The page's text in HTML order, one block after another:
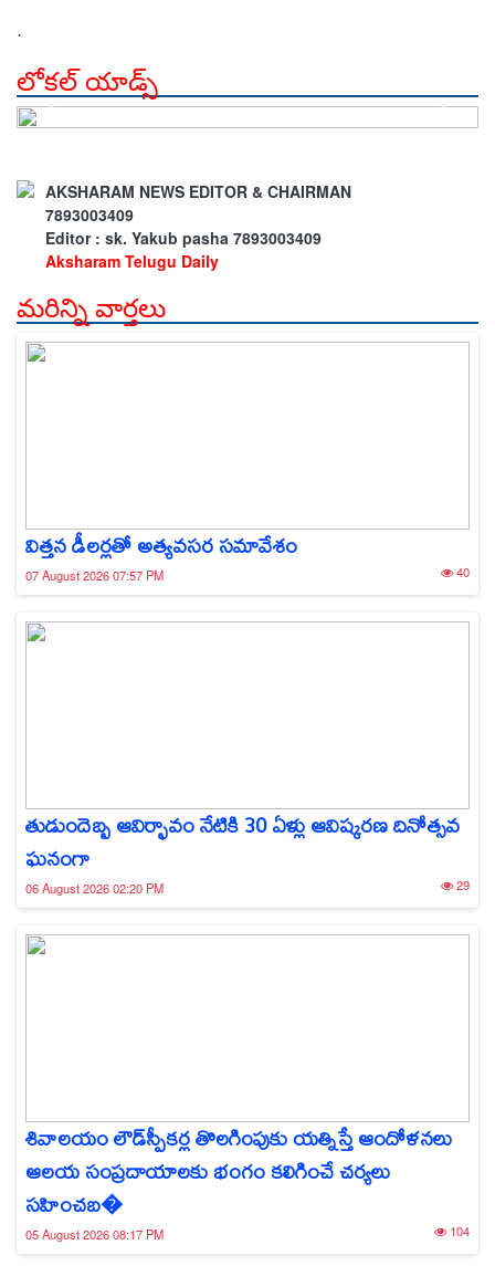
.
లోకల్ యాడ్స్
AKSHARAM NEWS EDITOR & CHAIRMAN
7893003409
Editor : sk. Yakub pasha 7893003409
Aksharam Telugu Daily
మరిన్ని వార్తలు
విత్తన డీలర్లతో అత్యవసర సమావేశం
07 August 2026 07:57 PM 40
తుడుందెబ్బ ఆవిర్భావం నేటికి 30 ఏళ్లు ఆవిష్కరణ దినోత్సవ
ఘనంగా
06 August 2026 02:20 PM 29
శివాలయం లౌడ్‌స్పీకర్ల తొలగింపుకు యత్నిస్తే ఆందోళనలు
ఆలయ సంప్రదాయాలకు భంగం కలిగించే చర్యలు
సహించబ�
05 August 2026 08:17 PM 104